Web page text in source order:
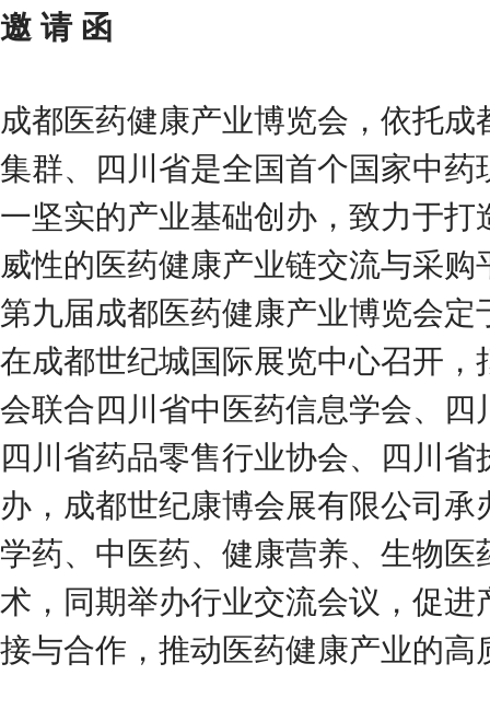
邀 请 函
成都医药健康产业博览会，依托
集群、四川省是全国首个国家中
一坚实的产业基础创办，致力于
威性的医药健康产业链交流与采购
第九届成都医药健康产业博览会
在成都世纪城国际展览中心召开
会联合四川省中医药信息学会、
四川省药品零售行业协会、四川
办，成都世纪康博会展有限公司
学药、中医药、健康营养、⽣物
术，同期举办⾏业交流会议，促
接与合作，推动医药健康产业的⾼